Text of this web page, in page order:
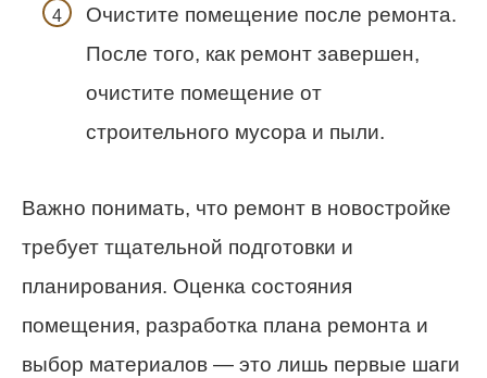
Очистите помещение после ремонта.
После того, как ремонт завершен,
очистите помещение от
строительного мусора и пыли.
Важно понимать, что ремонт в новостройке
требует тщательной подготовки и
планирования. Оценка состояния
помещения, разработка плана ремонта и
выбор материалов — это лишь первые шаги